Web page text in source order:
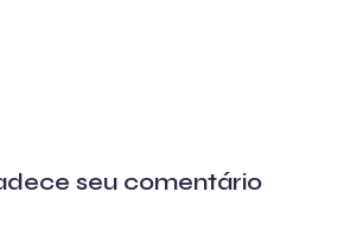
seu comentário